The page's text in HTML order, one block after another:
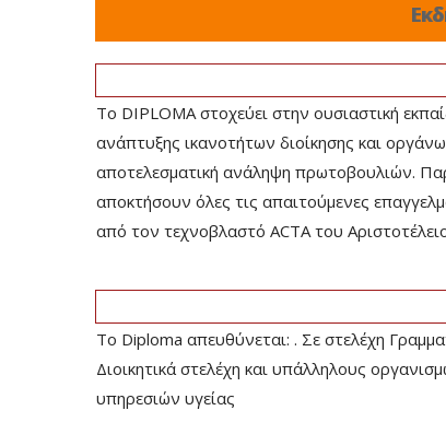
Το DIPLOMA στοχεύει στην ουσιαστική
ανάπτυξης ικανοτήτων διοίκησης και
αποτελεσματική ανάληψη πρωτοβουλιών.
αποκτήσουν όλες τις απαιτούμενες
από τον τεχνοβλαστό ACTA του
Το Diploma απευθύνεται: . Σε στελέχη
Διοικητικά στελέχη και υπάλληλους
υπηρεσιών υγείας